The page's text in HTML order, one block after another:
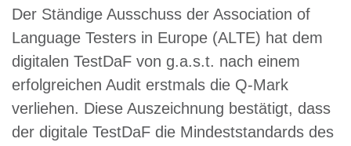
Der Ständige Ausschuss der Association of
Language Testers in Europe (ALTE) hat dem
digitalen TestDaF von g.a.s.t. nach einem
erfolgreichen Audit erstmals die Q-Mark
verliehen. Diese Auszeichnung bestätigt, dass
der digitale TestDaF die Mindeststandards des